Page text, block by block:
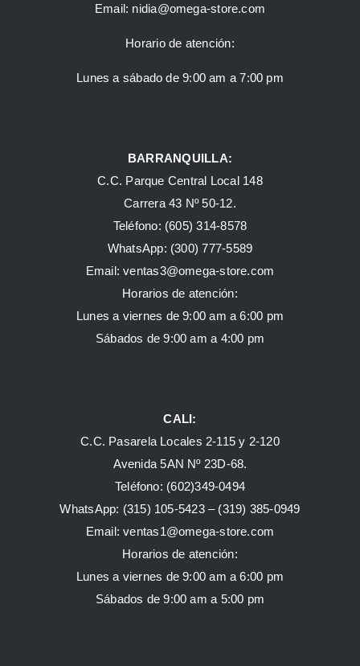
Email: nidia@omega-store.com
Horario de atención:
Lunes a sábado de 9:00 am a 7:00 pm
BARRANQUILLA:
C.C. Parque Central Local 148
Carrera 43 Nº 50-12.
Teléfono: (605) 314-8578
WhatsApp: (300) 777-5589
Email: ventas3@omega-store.com
Horarios de atención:
Lunes a viernes de 9:00 am a 6:00 pm
Sábados de 9:00 am a 4:00 pm
CALI:
C.C. Pasarela Locales 2-115 y 2-120
Avenida 5AN Nº 23D-68.
Teléfono: (602)349-0494
WhatsApp: (315) 105-5423 – (319) 385-0949
Email:ventas1@omega-store.com
Horarios de atención:
Lunes a viernes de 9:00 am a 6:00 pm
Sábados de 9:00 am a 5:00 pm